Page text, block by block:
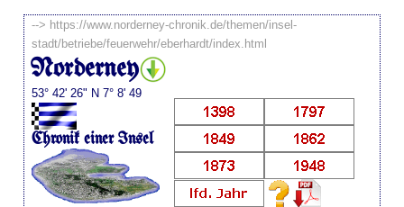
--> https://www.norderney-chronik.de/themen/insel-
stadt/betriebe/feuerwehr/eberhardt/index.html
Norderney
53° 42' 26" N 7° 8' 49
Chronik einer Insel